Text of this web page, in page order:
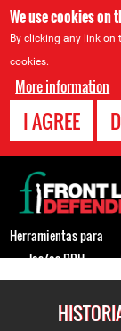
We use cookies on
By clicking any link
cookies.
More information
I AGREE
Back
to
top
Herramientas para
los/as DDH